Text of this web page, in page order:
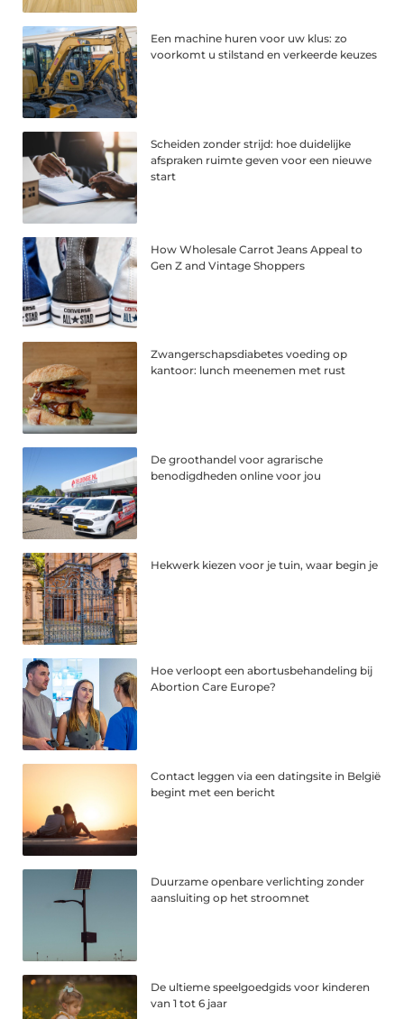
Een machine huren voor uw klus: zo
voorkomt u stilstand en verkeerde keuzes
Scheiden zonder strijd: hoe duidelijke
afspraken ruimte geven voor een nieuwe
start
How Wholesale Carrot Jeans Appeal to
Gen Z and Vintage Shoppers
Zwangerschapsdiabetes voeding op
kantoor: lunch meenemen met rust
De groothandel voor agrarische
benodigdheden online voor jou
Hekwerk kiezen voor je tuin, waar begin je
Hoe verloopt een abortusbehandeling bij
Abortion Care Europe?
Contact leggen via een datingsite in België
begint met een bericht
Duurzame openbare verlichting zonder
aansluiting op het stroomnet
De ultieme speelgoedgids voor kinderen
van 1 tot 6 jaar